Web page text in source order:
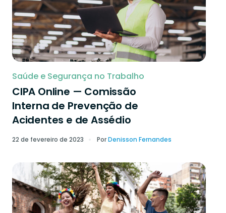
Saúde e Segurança no Trabalho
CIPA Online — Comissão
Interna de Prevenção de
Acidentes e de Assédio
22 de fevereiro de 2023 PorDenisson Fernandes